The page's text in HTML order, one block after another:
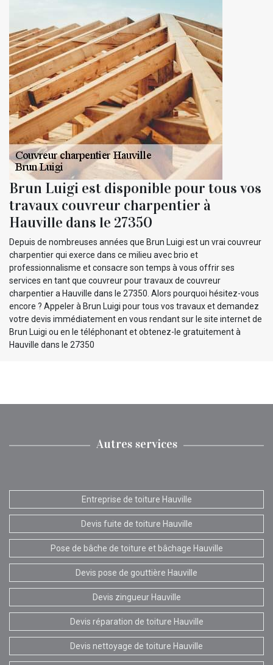
Brun Luigi est disponible pour tous vos
travaux couvreur charpentier à
Hauville dans le 27350
Depuis de nombreuses années que Brun Luigi est un vrai couvreur
charpentier qui exerce dans ce milieu avec brio et
professionnalisme et consacre son temps à vous offrir ses
services en tant que couvreur pour travaux de couvreur
charpentier a Hauville dans le 27350. Alors pourquoi hésitez-vous
encore ? Appeler à Brun Luigi pour tous vos travaux et demandez
votre devis immédiatement en vous rendant sur le site internet de
Brun Luigi ou en le téléphonant et obtenez-le gratuitement à
Hauville dans le 27350
Autres services
Entreprise de toiture Hauville
Devis fuite de toiture Hauville
Pose de bâche de toiture et bâchage Hauville
Devis pose de gouttière Hauville
Devis zingueur Hauville
Devis réparation de toiture Hauville
Devis nettoyage de toiture Hauville